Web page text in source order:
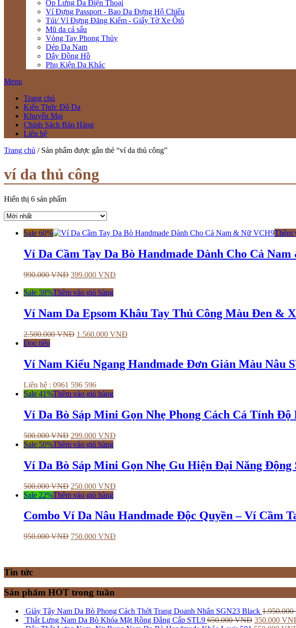
Ốp Lưng Da Điện Thoại
Ví Đựng Passport - Bao Da Đựng Hộ Chiếu
Túi/ Ví Đựng Đăng Kiểm - Giấy Tờ Xe Ôtô
Mũ da cá sấu
Vòng Tay Phong Thủy
Dép Da Nam
Dây Đồng Hồ
Phụ Kiện Da Khác
Menu
Trang chủ
Kiến Thức Đồ Da
Khuyến Mại
Chính Sách Bán Hàng
Liên hệ
Trang chủ / Sản phẩm được gắn thẻ “ví da thủ công”
ví da thủ công
Hiển thị 6 sản phẩm
Sale 60% Thêm
Ví Da Cầm Tay Da Bò Handmade Dành Cho Cả
990.000VNĐ 399.000 VNĐ
Sale 38%Thêm vào giỏ hàng
Ví Nam Da Epsom Khâu Tay Thủ Công Màu Đen &
2.500.000VNĐ 1.560.000 VNĐ
Đọc tiếp
Ví Nam Kiểu Ngang Handmade Đơn Giản Màu Nâu
Liên hệ : 0961 596 596
Sale 41%Thêm vào giỏ hàng
Ví Da Bò Sáp Mini Gọn Nhẹ Phong Cách Cá Tính Độ
500.000VNĐ 299.000 VNĐ
Sale 50%Thêm vào giỏ hàng
Ví Da Bò Sáp Mini Gọn Nhẹ Gu Hiện Đại Năng Động
500.000VNĐ 250.000 VNĐ
Sale 22%Thêm vào giỏ hàng
Combo Ví Da Nâu Handmade Độc Quyền – Ví Cầm
950.000VNĐ 750.000 VNĐ
Tin tức
Sản phẩm HOT trong tuần
Giày Tây Nam Da Bò Phong Cách Thời Trang Doanh Nhân SGN23 Black 1.950.000
Thắt Lưng Nam Da Bò Khóa Mặt Rồng Đẳng Cấp STL9 650.000VNĐ 350.000